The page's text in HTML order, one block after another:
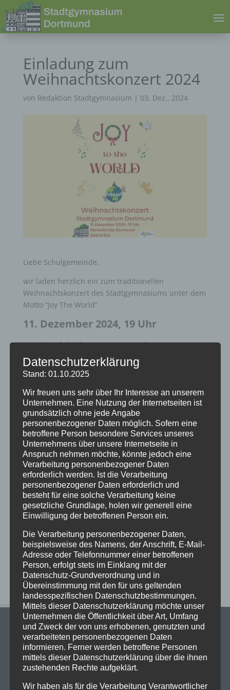
Einladung zum
Weihnachtskonzert 2024
von Redaktion Stadtgymnasium | 03, Dez., 2024
Liebe Schulgemeinde,
wir laden herzlich ein zum traditionellen
Weihnachtskonzert des Stadtgymnasiums unter dem
Motto “Joy The World”.
11. Dezember 2024, 19 Uhr
Marienkirche Dortmund
Eintritt frei
Neueste Beiträge
Schöne Sommerferien
Sportfest 2026 im Goystadion
Gruß vom Förderverein
Innenhofparty des Kollegiums – Kunst trifft
Gemeinschaft
Exkursionstag der Einführungsphase (EF/11)
Neueste Kommentare
Adresse: Heiliger Weg 25, 44135 Dortmund
Datenschutzerklärung
Stand: 01.10.2025
Wir freuen uns sehr über Ihr Interesse an unserem
Unternehmen. Eine Nutzung der Internetseiten ist
grundsätzlich ohne jede Angabe
personenbezogener Daten möglich. Sofern eine
betroffene Person besondere Services unseres
Unternehmens über unsere Internetseite in
Anspruch nehmen möchte, könnte jedoch eine
Verarbeitung personenbezogener Daten
erforderlich werden. Ist die Verarbeitung
personenbezogener Daten erforderlich und
besteht für eine solche Verarbeitung keine
gesetzliche Grundlage, holen wir generell eine
Einwilligung der betroffenen Person ein.
Die Verarbeitung personenbezogener Daten,
beispielsweise des Namens, der Anschrift, E-Mail-
Adresse oder Telefonnummer einer betroffenen
Person, erfolgt stets im Einklang mit der
Datenschutz-Grundverordnung und in
Übereinstimmung mit den für uns geltenden
landesspezifischen Datenschutzbestimmungen.
Mittels dieser Datenschutzerklärung möchte unser
Unternehmen die Öffentlichkeit über Art, Umfang
und Zweck der von uns erhobenen, genutzten und
verarbeiteten personenbezogenen Daten
informieren. Ferner werden betroffene Personen
mittels dieser Datenschutzerklärung über die ihnen
zustehenden Rechte aufgeklärt.
Wir haben als für die Verarbeitung Verantwortlicher